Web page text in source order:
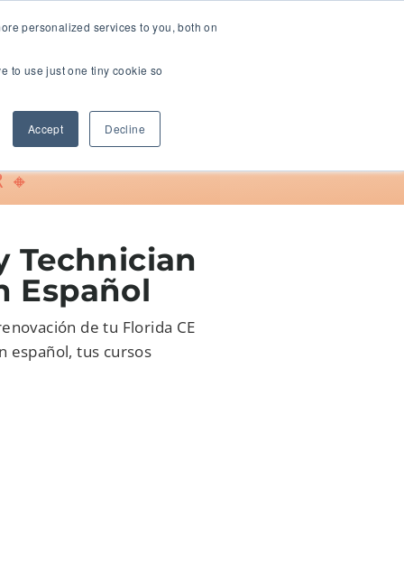
personalized services to you, both on
to use just one tiny cookie so
Accept Decline
Support
🔸
Technician
Español
de tu Florida CE
español, tus cursos